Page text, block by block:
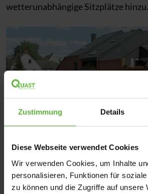
Zustimmung Details
Diese Webseite verwendet Cookies
Wir verwenden Cookies, um Inhalte
personalisieren, Funktionen für
zu können und die Zugriffe auf unsere
wetterunabhängige Sitzplätze hinzu.
T500 XXL-